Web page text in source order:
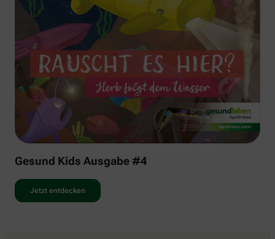
Gesund Kids Ausgabe #4
Jetzt entdecken